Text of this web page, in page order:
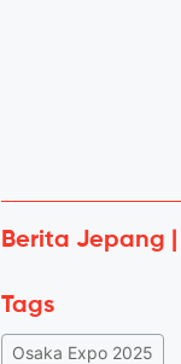
Berita Jepang
Tags
Osaka Expo 2025